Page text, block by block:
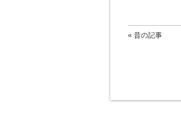
« 昔の記事